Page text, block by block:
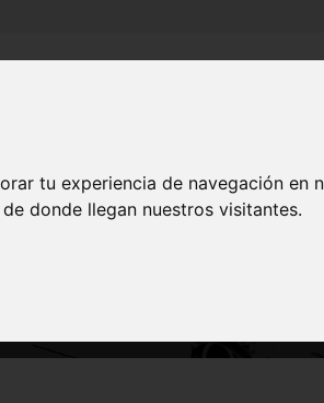
tu experiencia de navegación
donde llegan nuestros visitantes.
ARTE Y CULTURA